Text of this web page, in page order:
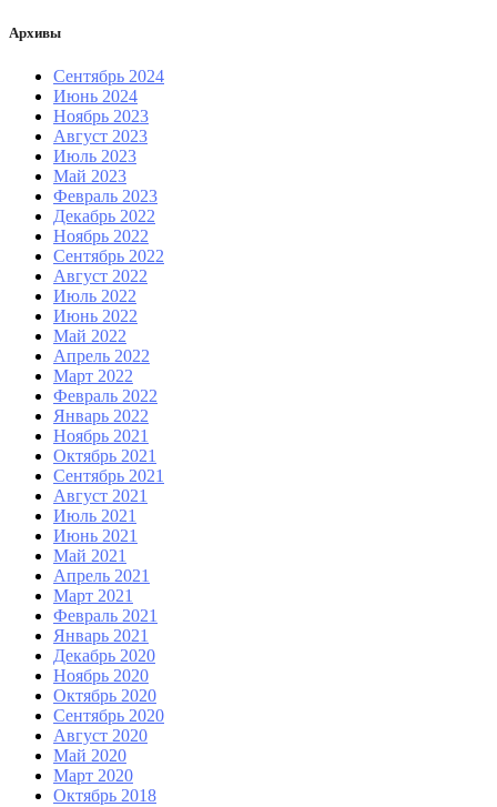
Архивы
Сентябрь 2024
Июнь 2024
Ноябрь 2023
Август 2023
Июль 2023
Май 2023
Февраль 2023
Декабрь 2022
Ноябрь 2022
Сентябрь 2022
Август 2022
Июль 2022
Июнь 2022
Май 2022
Апрель 2022
Март 2022
Февраль 2022
Январь 2022
Ноябрь 2021
Октябрь 2021
Сентябрь 2021
Август 2021
Июль 2021
Июнь 2021
Май 2021
Апрель 2021
Март 2021
Февраль 2021
Январь 2021
Декабрь 2020
Ноябрь 2020
Октябрь 2020
Сентябрь 2020
Август 2020
Май 2020
Март 2020
Октябрь 2018